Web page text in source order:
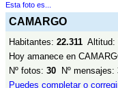
Esta foto es...
CAMARGO
Habitantes: 22.311 Altitud:
Hoy amanece en
Nº fotos: 30 Nº mensajes:
Puedes completar o